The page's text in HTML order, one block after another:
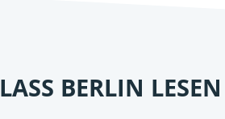
BERLIN LESEN